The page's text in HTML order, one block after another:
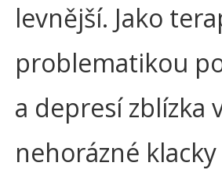
levnější. Jako
problematikou
a depresí zblízka
nehorázné